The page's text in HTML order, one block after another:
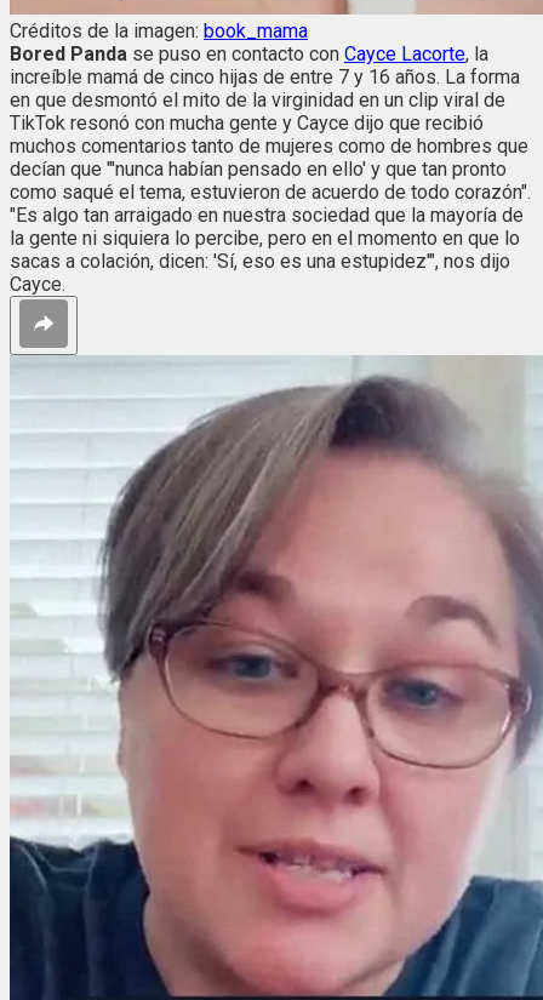
Créditos de la imagen: book_mama
Bored Panda se puso en contacto con Cayce Lacorte, la
increíble mamá de cinco hijas de entre 7 y 16 años. La forma
en que desmontó el mito de la virginidad en un clip viral de
TikTok resonó con mucha gente y Cayce dijo que recibió
muchos comentarios tanto de mujeres como de hombres que
decían que "'nunca habían pensado en ello' y que tan pronto
como saqué el tema, estuvieron de acuerdo de todo corazón".
"Es algo tan arraigado en nuestra sociedad que la mayoría de
la gente ni siquiera lo percibe, pero en el momento en que lo
sacas a colación, dicen: 'Sí, eso es una estupidez'", nos dijo
Cayce.